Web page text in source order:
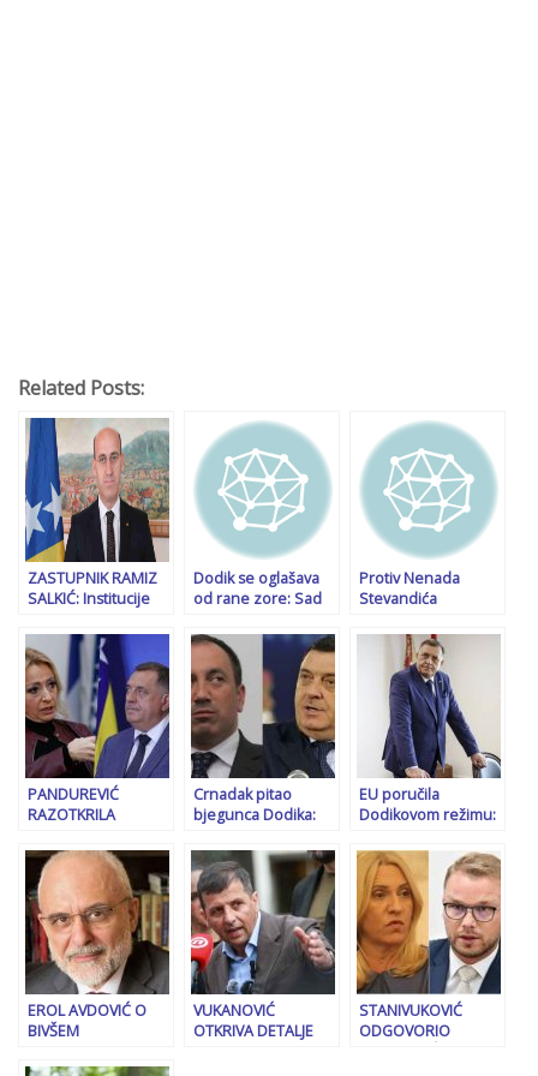
Related Posts:
ZASTUPNIK RAMIZ
SALKIĆ: Institucije
Hercegovine imaju
pravo i obavezu da
spriječe ulazak u
državu…
Dodik se oglašava
od rane zore: Sad
da će sve odluke u
vezi s presudom u
Sudu BiH biti
političke i
institucionalne
Protiv Nenada
Stevandića
nakon šokantne
izjave “moramo
pobiti sve ovo”
PANDUREVIĆ
RAZOTKRILA
dimna bomba…”
Crnadak pitao
bjegunca Dodika:
ukidanje sankcija
EU poručila
Dodikovom režimu:
konačne i ne mogu
se podvrgavati
javnom glasanju
EROL AVDOVIĆ O
BIVŠEM
“Ovo što Dodik radi
VUKANOVIĆ
OTKRIVA DETALJE
STANIVUKOVIĆ
ODGOVORIO